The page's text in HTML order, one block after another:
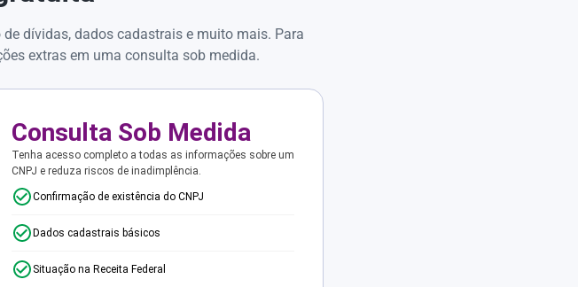
dívidas, dados cadastrais e muito mais. Para
extras em uma consulta sob medida.
Consulta Sob Medida
Tenha acesso completo a todas as informações sobre um
CNPJ e reduza riscos de inadimplência.
Confirmação de existência do CNPJ
Dados cadastrais básicos
Situação na Receita Federal